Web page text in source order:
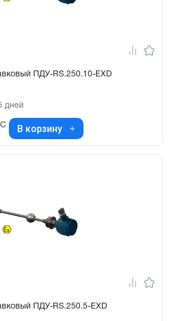
ПДУ-RS.250.10-ЕХD
дней
В корзину
ПДУ-RS.250.5-ЕХD